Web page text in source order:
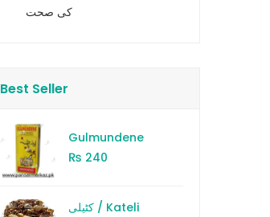
کی صحت
Best Seller
Gulmundene
₨ 240
کٹیلی / Kateli